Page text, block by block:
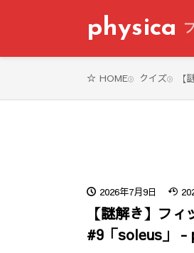
physica
HOME クイズ
2026年7月9日
【謎解き】フ
#9「soleus」 -